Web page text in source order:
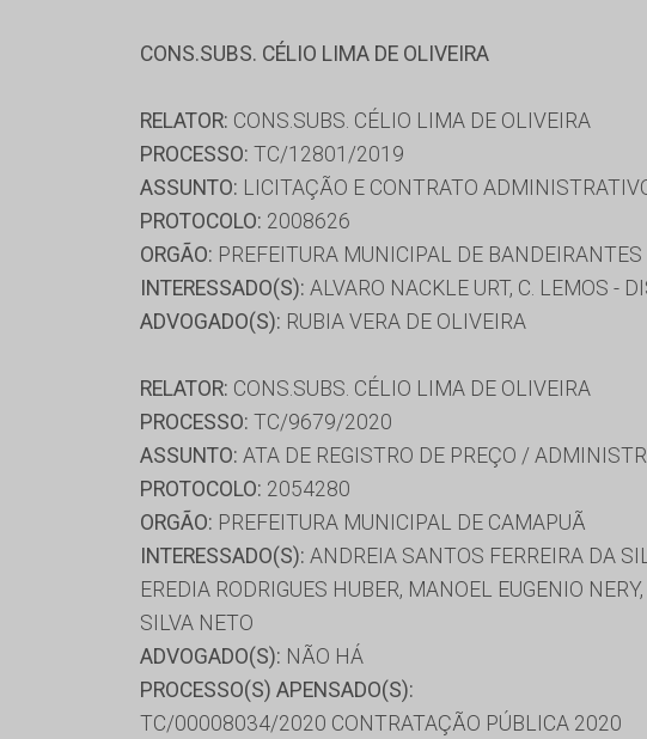
CONS.SUBS. CÉLIO LIMA DE OLIVEIRA
RELATOR: CONS.SUBS. CÉLIO LIMA DE OLIVEIRA
PROCESSO: TC/12801/2019
ASSUNTO: LICITAÇÃO E CONTRATO
PROTOCOLO: 2008626
ORGÃO: PREFEITURA MUNICIPAL DE BANDEIRANTES
INTERESSADO(S): ALVARO NACKLE URT, C. LEMOS -
ADVOGADO(S): RUBIA VERA DE OLIVEIRA
RELATOR: CONS.SUBS. CÉLIO LIMA DE OLIVEIRA
PROCESSO: TC/9679/2020
ASSUNTO: ATA DE REGISTRO DE PREÇO /
PROTOCOLO: 2054280
ORGÃO: PREFEITURA MUNICIPAL DE CAMAPUÃ
INTERESSADO(S): ANDREIA SANTOS FERREIRA DA
EREDIA RODRIGUES HUBER, MANOEL EUGENIO
SILVA NETO
ADVOGADO(S): NÃO HÁ
PROCESSO(S) APENSADO(S):
TC/00008034/2020 CONTRATAÇÃO PÚBLICA 2020